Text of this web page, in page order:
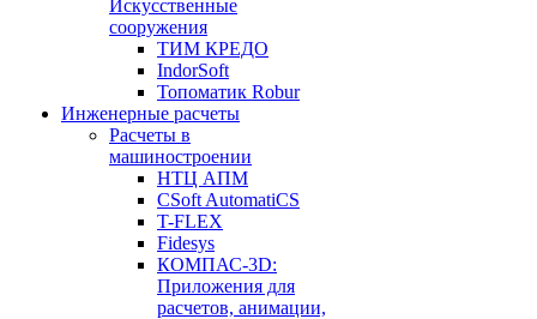
Искусственные
сооружения
ТИМ КРЕДО
IndorSoft
Топоматик Robur
Инженерные расчеты
Расчеты в
машиностроении
НТЦ АПМ
CSoft AutomatiCS
T-FLEX
Fidesys
КОМПАС-3D:
Приложения для
расчетов, анимации,